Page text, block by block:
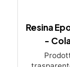
Resina
-